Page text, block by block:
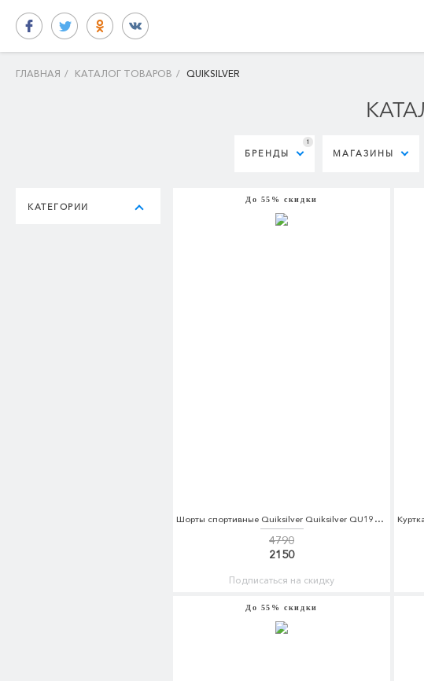
ГЛАВНАЯ / КАТАЛОГ ТОВАРОВ / QUIKSILVER
БРЕНДЫ
1
МАГАЗИНЫ
КАТЕГОРИИ
До 55% скидки
Шорты спортивные Quiksilver Quiksilver QU192EMAKKC7
4790
2150
Подписаться на скидку
До 55% скидки